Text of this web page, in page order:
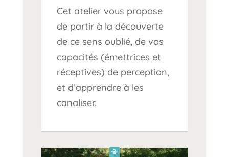
Cet atelier vous propose
de partir à la découverte
de ce sens oublié, de vos
capacités (émettrices et
réceptives) de perception,
et d’apprendre à les
canaliser.
📳